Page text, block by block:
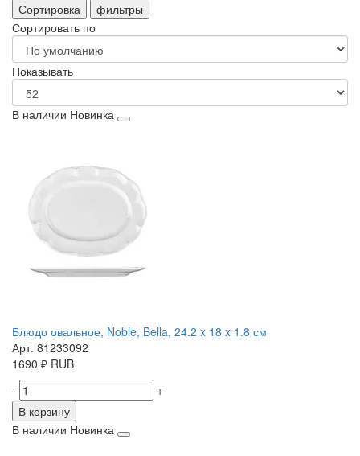
Сортировка
фильтры
Сортировать по
Показывать
В наличии Новинка
Блюдо овальное, Noble, Bella, 24.2 x 18 x 1.8 см
Арт. 81233092
1690 ₽ RUB
-
+
В корзину
В наличии Новинка